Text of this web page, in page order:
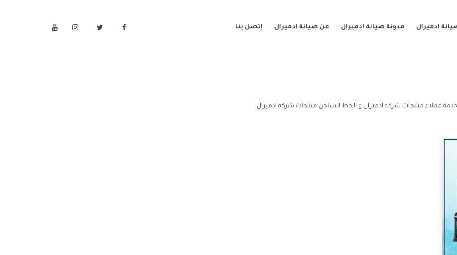
ادميرال مدونة صيانة ادميرال عن صيانة ادميرال إتصل بنا
عملاء منتجات شركه ادميرال و الخط الساخن منتجات شركه ادميرال.